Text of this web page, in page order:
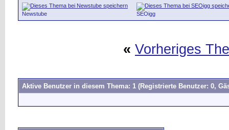
Newstube SEOigg
« Vorheriges
Aktive Benutzer in diesem Thema: 1 (Registrierte Benutzer: 0,